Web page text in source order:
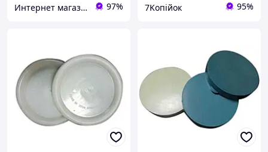
Интернет магазин BuyPlace 97% 7Koпійок 95%